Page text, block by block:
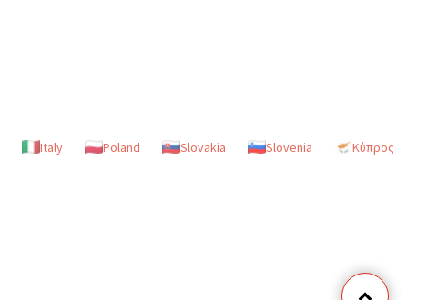
Italy Poland Slovakia Slovenia
Κύπρος